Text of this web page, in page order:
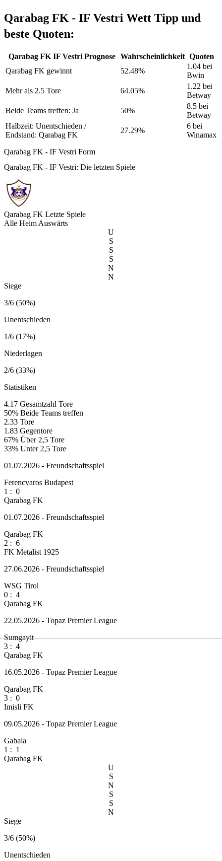
Qarabag FK - IF Vestri Wett Tipp und
beste Quoten:
Qarabag FK IF Vestri Prognose Wahrscheinlichkeit Quoten
Qarabag FK gewinnt
52.48%
1.04 bei
Bwin
Mehr als 2.5 Tore
64.05%
1.22 bei
Betway
Beide Teams treffen: Ja
50%
8.5 bei
Betway
Halbzeit: Unentschieden /
Endstand: Qarabag FK
27.29%
6 bei
Winamax
Qarabag FK - IF Vestri Form
Qarabag FK - IF Vestri: Die letzten Spiele
Qarabag FK Letzte Spiele
Alle HeimAuswärts
U
S
S
S
N
N
Siege
3/6 (50%)
Unentschieden
1/6 (17%)
Niederlagen
2/6 (33%)
Statistiken
4.17 Gesamtzahl Tore
50% Beide Teams treffen
2.33 Tore
1.83 Gegentore
67% Über 2,5 Tore
33% Unter 2,5 Tore
01.07.2026 - Freundschaftsspiel
Ferencvaros Budapest
1 : 0
Qarabag FK
01.07.2026 - Freundschaftsspiel
Qarabag FK
2 : 6
FK Metalist 1925
27.06.2026 - Freundschaftsspiel
WSG Tirol
0 : 4
Qarabag FK
22.05.2026 - Topaz Premier League
Sumgayit
3 : 4
Qarabag FK
16.05.2026 - Topaz Premier League
Qarabag FK
3 : 0
Imisli FK
09.05.2026 - Topaz Premier League
Gabala
1 : 1
Qarabag FK
U
S
N
S
S
N
Siege
3/6 (50%)
Unentschieden